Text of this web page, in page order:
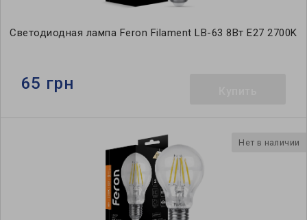
Светодиодная лампа Feron Filament LB-63 8Вт E27 2700K
65 грн
Нет в наличии